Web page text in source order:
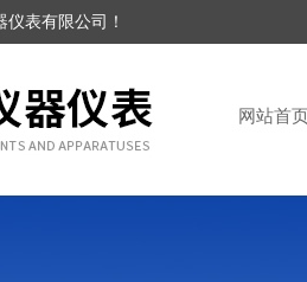
表有限公司！
网站首